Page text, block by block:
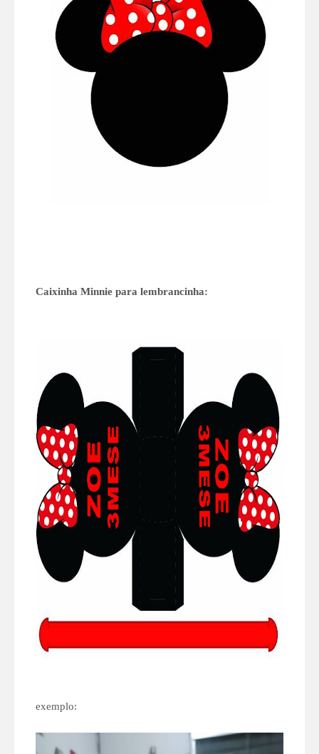
Caixinha Minnie para lembrancinha:
exemplo: